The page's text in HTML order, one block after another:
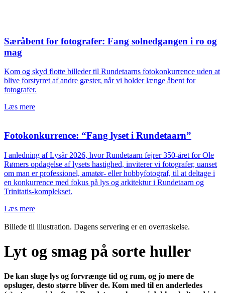
Særåbent for fotografer: Fang solnedgangen i ro og
mag
Kom og skyd flotte billeder til Rundetaarns fotokonkurrence uden at
blive forstyrret af andre gæster, når vi holder længe åbent for
fotografer.
Læs mere
Fotokonkurrence: “Fang lyset i Rundetaarn”
I anledning af Lysår 2026, hvor Rundetaarn fejrer 350-året for Ole
Rømers opdagelse af lysets hastighed, inviterer vi fotografer, uanset
om man er professionel, amatør- eller hobbyfotograf, til at deltage i
en konkurrence med fokus på lys og arkitektur i Rundetaarn og
Trinitatis-komplekset.
Læs mere
Billede til illustration. Dagens servering er en overraskelse.
Lyt og smag på sorte huller
De kan sluge lys og forvrænge tid og rum, og jo mere de
opsluger, desto større bliver de. Kom med til en anderledes